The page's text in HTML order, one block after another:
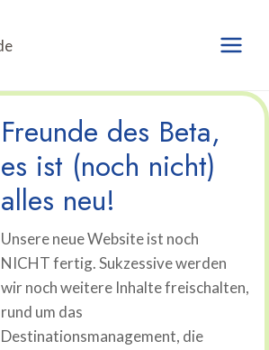
Freunde des Beta,
es ist (noch nicht)
alles neu!
Unsere neue Website ist noch
NICHT fertig. Sukzessive werden
wir noch weitere Inhalte freischalten,
rund um das
Destinationsmanagement, die